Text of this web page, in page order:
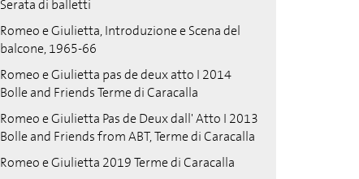
Serata di balletti
Romeo e Giulietta, Introduzione e Scena del
balcone, 1965-66
Romeo e Giulietta pas de deux atto I 2014
Bolle and Friends Terme di Caracalla
Romeo e Giulietta Pas de Deux dall' Atto I 2013
Bolle and Friends from ABT, Terme di Caracalla
Romeo e Giulietta 2019 Terme di Caracalla